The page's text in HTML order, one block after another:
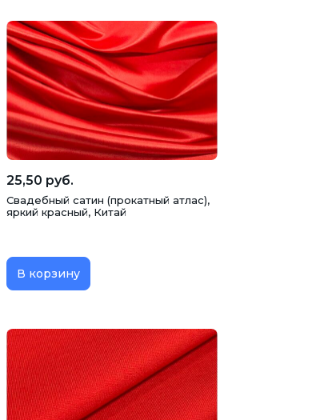
25,50 руб.
Свадебный сатин (прокатный атлас),
яркий красный, Китай
В корзину